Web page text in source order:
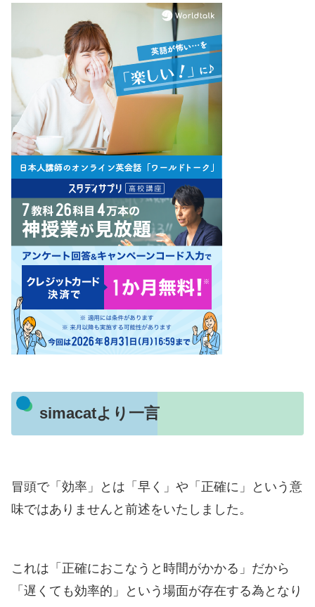
simacatより一言
冒頭で「効率」とは「早く」や「正確に」という意
味ではありませんと前述をいたしました。
これは「正確におこなうと時間がかかる」だから
「遅くても効率的」という場面が存在する為となり